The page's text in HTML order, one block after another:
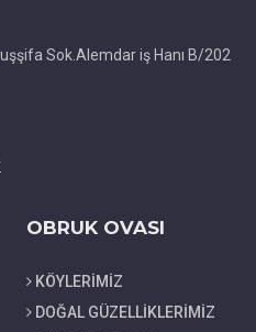
Sok.Alemdar iş Hanı B/202
OBRUK OVASI
KÖYLERİMİZ
DOĞAL GÜZELLİKLERİMİZ